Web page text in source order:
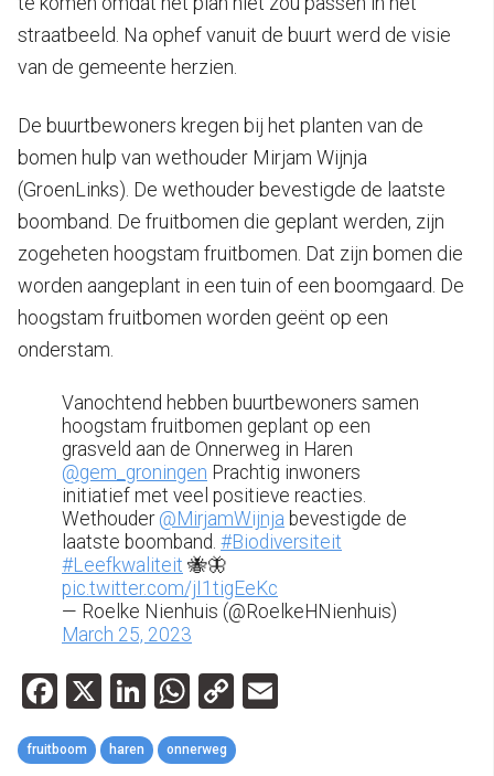
straatbeeld. Na ophef vanuit de buurt werd de visie
van de gemeente herzien.
De buurtbewoners kregen bij het planten van de
bomen hulp van wethouder Mirjam Wijnja
(GroenLinks). De wethouder bevestigde de laatste
boomband. De fruitbomen die geplant werden, zijn
zogeheten hoogstam fruitbomen. Dat zijn bomen die
worden aangeplant in een tuin of een boomgaard. De
hoogstam fruitbomen worden geënt op een
onderstam.
Vanochtend hebben buurtbewoners samen
hoogstam fruitbomen geplant op een
grasveld aan de Onnerweg in Haren
@gem_groningen Prachtig inwoners
initiatief met veel positieve reacties.
Wethouder @MirjamWijnja bevestigde de
laatste boomband. #Biodiversiteit
#Leefkwaliteit 🐝🦋
pic.twitter.com/jI1tigEeKc
— Roelke Nienhuis (@RoelkeHNienhuis)
March 25, 2023
Facebook
X LinkedIn
WhatsApp
Copy
fruitboom haren onnerweg